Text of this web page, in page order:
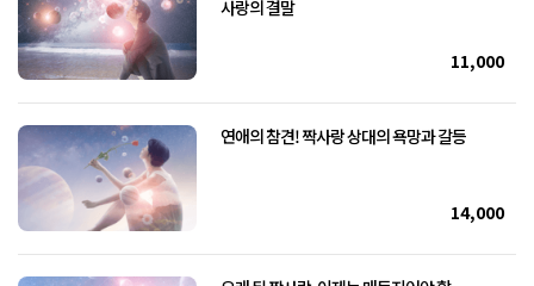
사랑의 결말
11,000
연애의 참견! 짝사랑 상대의 욕망과 갈등
14,000